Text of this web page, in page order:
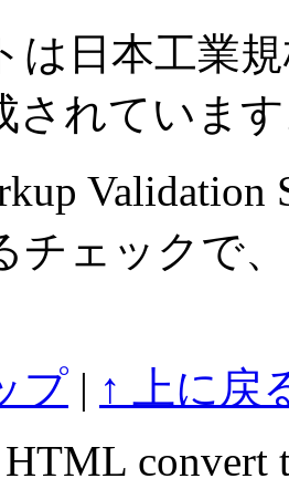
は日本工業
されていま
Validation
チェックで
プ | ↑ 上に戻
convert